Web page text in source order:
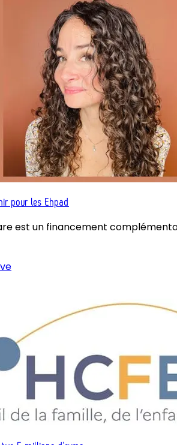
pour les Ehpad
est un financement